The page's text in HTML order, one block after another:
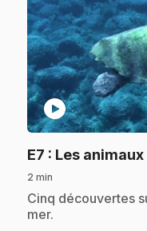
play_circle
E7 : Les
2 min
.Cinq découvertes
mer.